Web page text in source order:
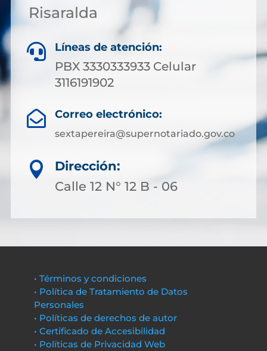
Risaralda
 Líneas de atención:
PBX 3330333933 Celular
3116191902
 Correo electrónico:
sextapereira@supernotariado.gov.co

Dirección:
Calle 12 N° 12 B - 06
• Términos y condiciones
• Política de Tratamiento de Datos
Personales
• Políticas de derechos de autor
• Certificado de Accesibilidad
• Políticas de Privacidad Web